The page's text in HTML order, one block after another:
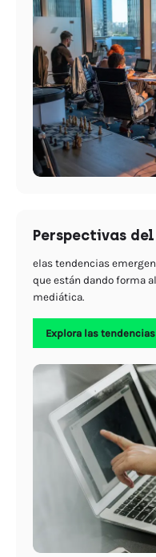
Perspectivas
elas tendencias
que están dando forma
mediática.
Explora las tendencias